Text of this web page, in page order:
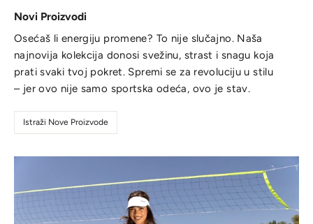
Novi Proizvodi
Osećaš li energiju promene? To nije slučajno. Naša
najnovija kolekcija donosi svežinu, strast i snagu koja
prati svaki tvoj pokret. Spremi se za revoluciju u stilu
– jer ovo nije samo sportska odeća, ovo je stav.
Istraži Nove Proizvode